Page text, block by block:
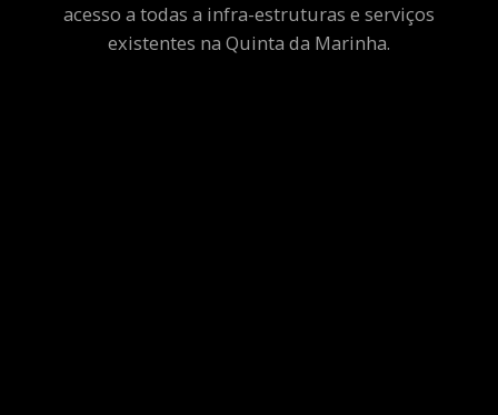
acesso a todas a infra-estruturas e serviços
existentes na Quinta da Marinha.